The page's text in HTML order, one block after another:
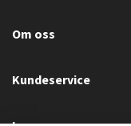
Om oss
Kundeservice